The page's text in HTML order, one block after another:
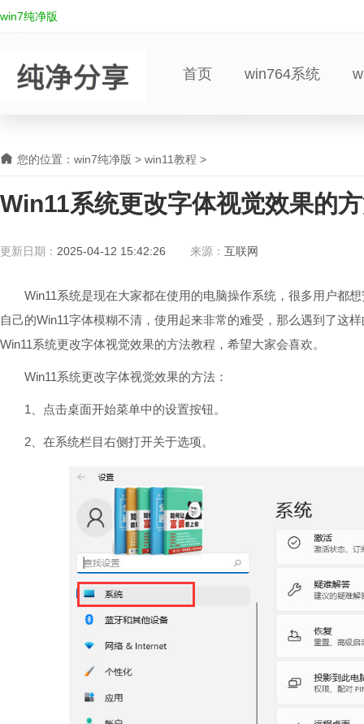
win7纯净版
首页 win764系统
您的位置： win7纯净版 > win11教程 >
Win11系统更改字体视觉效果的
更新日期： 2025-04-12 15:42:26 来源： 互联网
Win11系统是现在大家都在使用的电脑操作系统，很多用户都想
自己的Win11字体模糊不清，使用起来非常的难受，那么遇到了这
Win11系统更改字体视觉效果的方法教程，希望大家会喜欢。
Win11系统更改字体视觉效果的方法：
1、点击桌面开始菜单中的设置按钮。
2、在系统栏目右侧打开关于选项。